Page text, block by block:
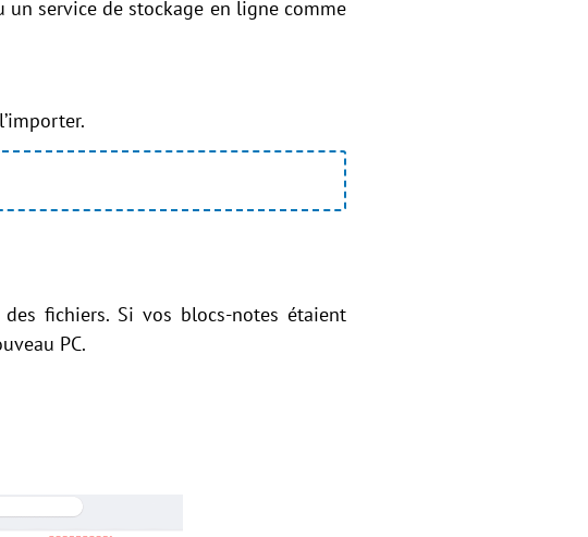
un service de stockage en ligne comme
fichiers. Si vos blocs-notes étaient
PC.